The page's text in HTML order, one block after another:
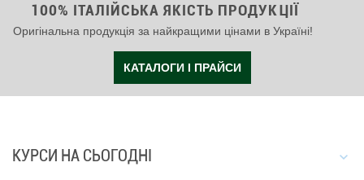
100% ІТАЛІЙСЬКА ЯКІСТЬ ПРОДУКЦІЇ
Оригінальна продукція за найкращими цінами в Україні!
КАТАЛОГИ І ПРАЙСИ
КУРСИ НА СЬОГОДНІ